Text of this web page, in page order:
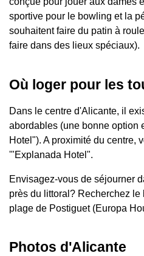
sportive pour le bowling et la
souhaitent faire du patin à
faire dans des lieux spéciaux).
Où loger pour les
Dans le centre d'Alicante, il
abordables (une bonne option
Hotel"). A proximité du centre,
'"Explanada Hotel".
Envisagez-vous de séjourner
près du littoral? Recherchez
plage de Postiguet (Europa
Photos d'Alicante